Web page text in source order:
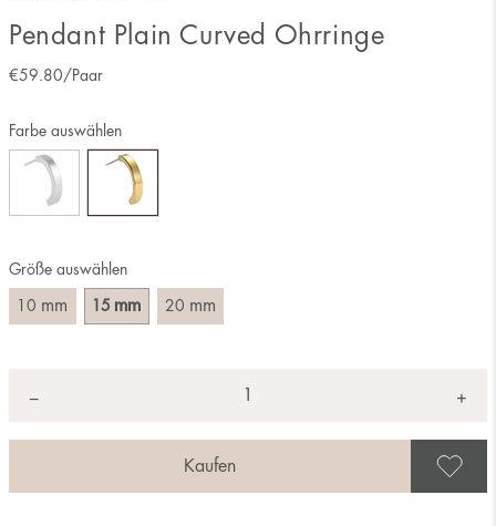
Pendant Plain Curved Ohrringe
€59.80 /Paar
Größe auswählen
10 mm 15 mm 20 mm
Farbe auswählen
− +